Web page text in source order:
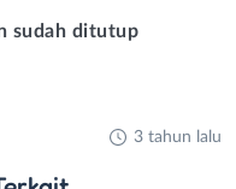
sudah ditutup
3 tahun lalu